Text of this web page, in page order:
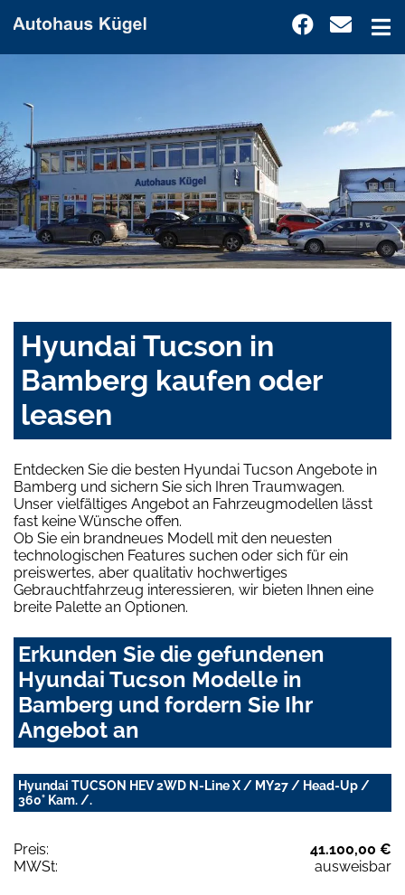
Hyundai Tucson in
Bamberg kaufen oder
leasen
Entdecken Sie die besten Hyundai Tucson Angebote in
Bamberg und sichern Sie sich Ihren Traumwagen.
Unser vielfältiges Angebot an Fahrzeugmodellen lässt
fast keine Wünsche offen.
Ob Sie ein brandneues Modell mit den neuesten
technologischen Features suchen oder sich für ein
preiswertes, aber qualitativ hochwertiges
Gebrauchtfahrzeug interessieren, wir bieten Ihnen eine
breite Palette an Optionen.
Erkunden Sie die gefundenen
Hyundai Tucson Modelle in
Bamberg und fordern Sie Ihr
Angebot an
Hyundai TUCSON HEV 2WD N-Line X / MY27 / Head-Up /
360° Kam. /.
Preis:
41.100,00 €
MWSt:
ausweisbar